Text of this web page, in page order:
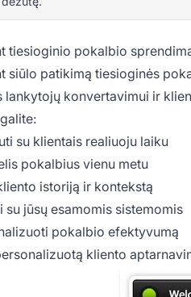
tiesioginio pokalbio
siūlo patikimą tiesioginės
lankytojų konvertavimui ir
su klientais realiuoju laiku
pokalbius vienu metu
istoriją ir kontekstą
su jūsų esamomis sistemomis
pokalbio efektyvumą
kliento